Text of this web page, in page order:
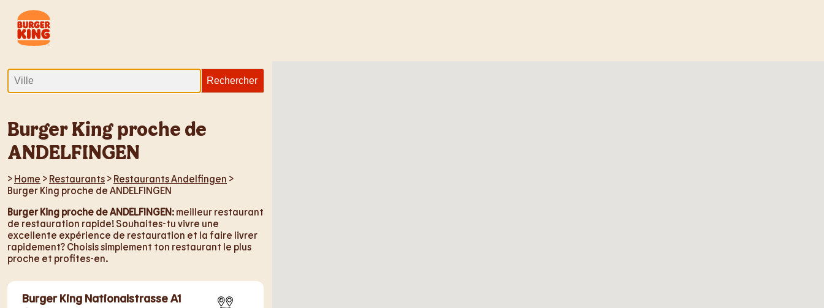
Burger King proche de
ANDELFINGEN
> Home > Restaurants > Restaurants Andelfingen >
Burger King proche de ANDELFINGEN
Burger King proche de ANDELFINGEN: meilleur restaurant
de restauration rapide! Souhaites-tu vivre une
excellente expérience de restauration et la faire livrer
rapidement? Choisis simplement ton restaurant le plus
proche et profites-en.
Burger King Nationalstrasse A1